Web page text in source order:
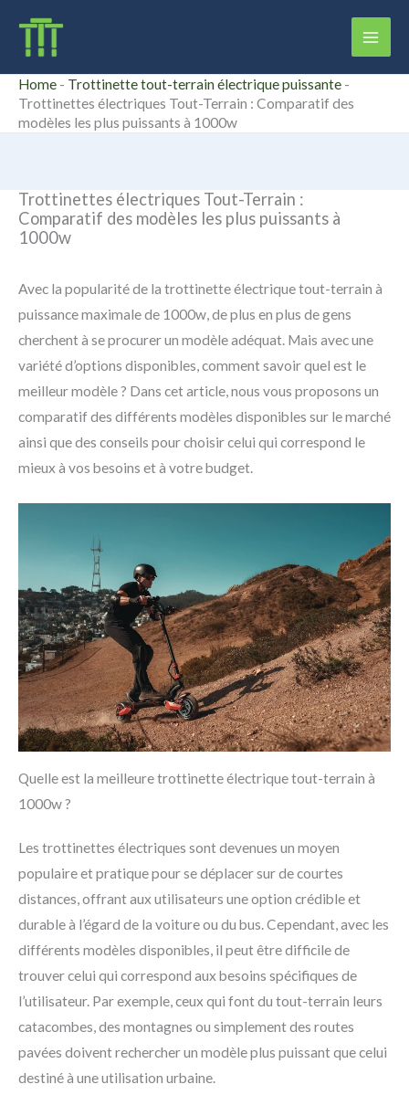
Rechercher
Home - Trottinette tout-terrain électrique puissante -
Trottinettes électriques Tout-Terrain : Comparatif des
modèles les plus puissants à 1000w
Trottinettes électriques Tout-Terrain :
Comparatif des modèles les plus puissants à
1000w
Avec la popularité de la trottinette électrique tout-terrain à
puissance maximale de 1000w, de plus en plus de gens
cherchent à se procurer un modèle adéquat. Mais avec une
variété d’options disponibles, comment savoir quel est le
meilleur modèle ? Dans cet article, nous vous proposons un
comparatif des différents modèles disponibles sur le marché
ainsi que des conseils pour choisir celui qui correspond le
mieux à vos besoins et à votre budget.
Quelle est la meilleure trottinette électrique tout-terrain à
1000w ?
Les trottinettes électriques sont devenues un moyen
populaire et pratique pour se déplacer sur de courtes
distances, offrant aux utilisateurs une option crédible et
durable à l’égard de la voiture ou du bus. Cependant, avec les
différents modèles disponibles, il peut être difficile de
trouver celui qui correspond aux besoins spécifiques de
l’utilisateur. Par exemple, ceux qui font du tout-terrain leurs
catacombes, des montagnes ou simplement des routes
pavées doivent rechercher un modèle plus puissant que celui
destiné à une utilisation urbaine.